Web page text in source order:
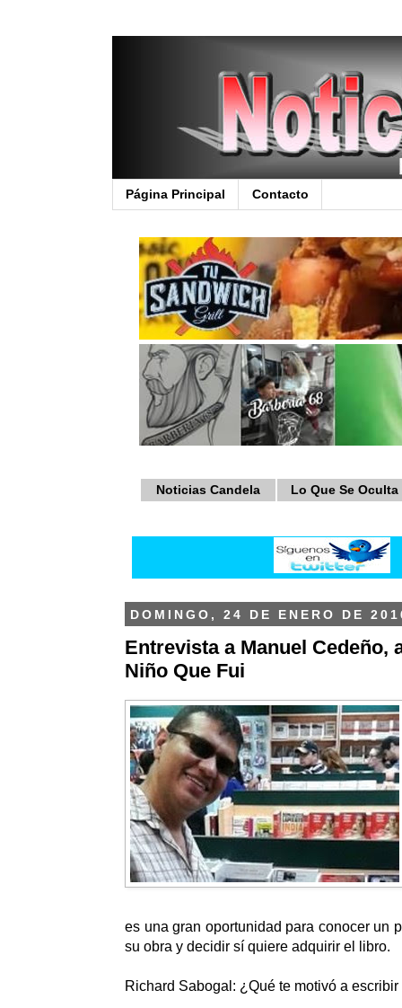
Página Principal Contacto
Noticias Candela Lo Que Se Oculta
DOMINGO, 24 DE ENERO DE
Entrevista a Manuel Cedeño,
Niño Que Fui
es una gran oportunidad para conocer un
su obra y decidir sí quiere adquirir el libro.
Richard Sabogal: ¿Qué te motivó a